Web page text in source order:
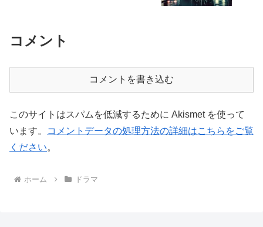
コメント
コメントを書き込む
このサイトはスパムを低減するために Akismet を使って
います。
コメントデータの処理方法の詳細はこちらをご覧
ください。
ホーム ドラマ